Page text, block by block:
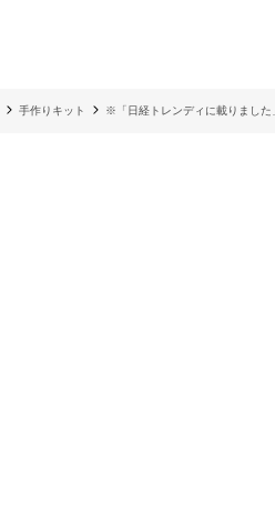
手作りキット ※「日経トレンディに載りました